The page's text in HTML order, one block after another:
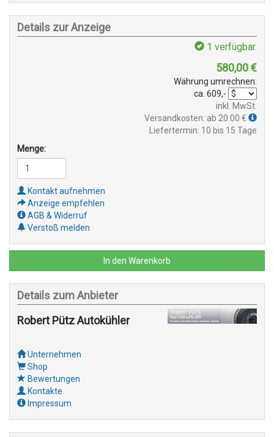
Details zur Anzeige
1 verfügbar.
580,00€
Währung umrechnen:
ca. 609,-
inkl. MwSt.
Versandkosten: ab 20.00 €
Liefertermin: 10 bis 15 Tage
Menge:
Kontakt aufnehmen
Anzeige empfehlen
AGB & Widerruf
Verstoß melden
In den Warenkorb
Details zum Anbieter
Robert Pütz Autokühler
Unternehmen
Shop
Bewertungen
Kontakte
Impressum